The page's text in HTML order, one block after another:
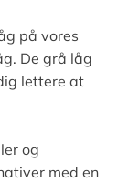
på vores
De grå låg
lettere at
og
med en